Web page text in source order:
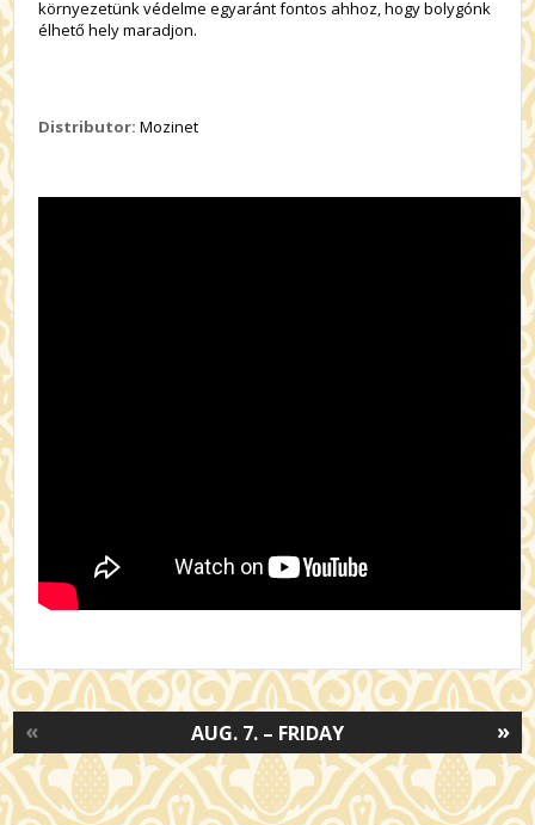
környezetünk védelme egyaránt fontos ahhoz, hogy bolygónk
élhető hely maradjon.
Distributor: Mozinet
»
AUG. 7. – FRIDAY
«